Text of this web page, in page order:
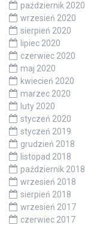
październik 2020
wrzesień 2020
sierpień 2020
lipiec 2020
czerwiec 2020
maj 2020
kwiecień 2020
marzec 2020
luty 2020
styczeń 2020
styczeń 2019
grudzień 2018
listopad 2018
październik 2018
wrzesień 2018
sierpień 2018
wrzesień 2017
czerwiec 2017